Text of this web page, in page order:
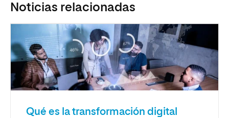
Noticias relacionadas
Qué es la transformación digital